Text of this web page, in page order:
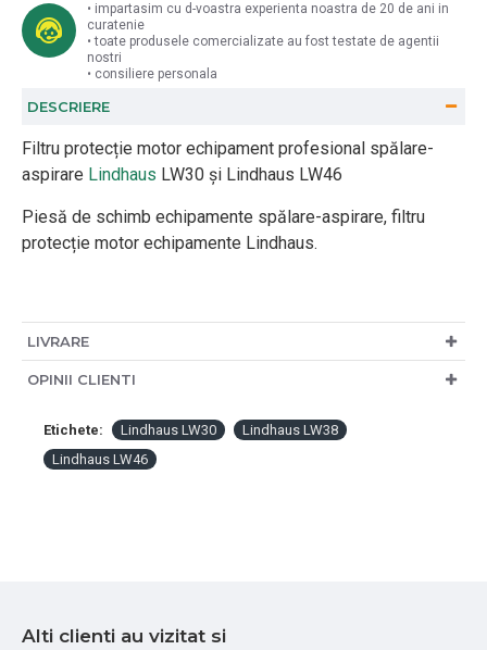
• impartasim cu d-voastra experienta noastra de 20 de ani in
curatenie
• toate produsele comercializate au fost testate de agentii
nostri
• consiliere personala
DESCRIERE
Filtru protecție motor echipament profesional spălare-
aspirare Lindhaus LW30 și Lindhaus LW46
Piesă de schimb echipamente spălare-aspirare, filtru
protecție motor echipamente Lindhaus.
LIVRARE
OPINII CLIENTI
Etichete: Lindhaus LW30
Lindhaus LW38
Lindhaus LW46
Alti clienti au vizitat si